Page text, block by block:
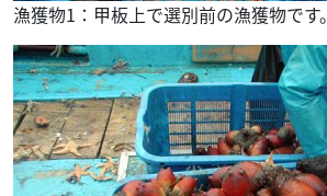
漁獲物1：甲板上で選別前の漁獲物です。